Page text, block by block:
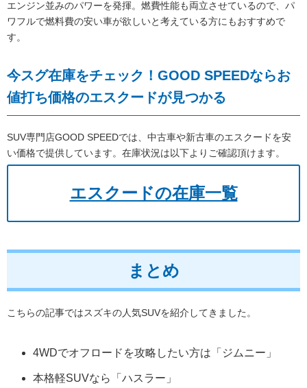
エンジン並みのパワーを発揮。燃費性能も両立させているので、パ
ワフルで燃料費の安い車が欲しいと考えている方にもおすすめで
す。
今スグ在庫をチェック！GOOD SPEEDならお
値打ち価格のエスクードが見つかる
SUV専門店GOOD SPEEDでは、中古車や新古車のエスクードを安
い価格で提供しています。在庫状況は以下よりご確認頂けます。
エスクードの在庫一覧
まとめ
こちらの記事ではスズキの人気SUVを紹介してきました。
4WDでオフロードを攻略したい方は「ジムニー」
本格軽SUVなら「ハスラー」